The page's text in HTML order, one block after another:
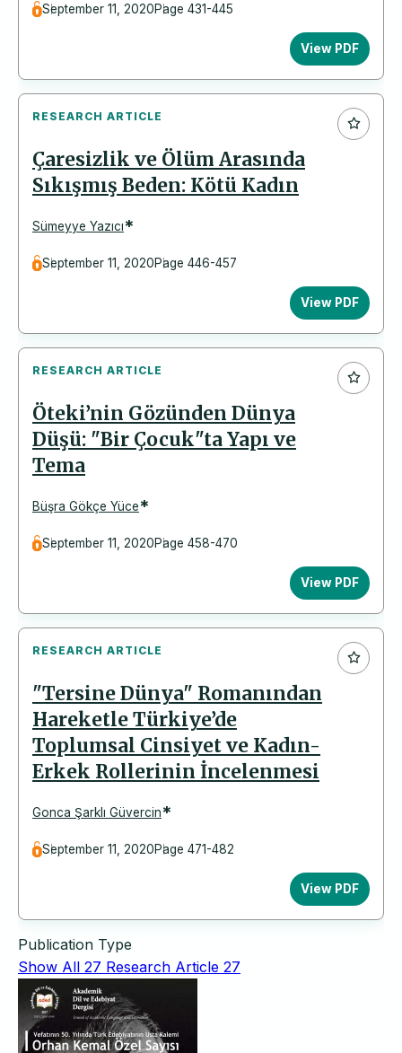
September 11, 2020Page 431-445
View PDF
RESEARCH ARTICLE
Çaresizlik ve Ölüm Arasında
Sıkışmış Beden: Kötü Kadın
Sümeyye Yazıcı*
September 11, 2020Page 446-457
View PDF
RESEARCH ARTICLE
Öteki’nin Gözünden Dünya
Düşü: "Bir Çocuk"ta Yapı ve
Tema
Büşra Gökçe Yüce*
September 11, 2020Page 458-470
View PDF
RESEARCH ARTICLE
"Tersine Dünya" Romanından
Hareketle Türkiye’de
Toplumsal Cinsiyet ve Kadın-
Erkek Rollerinin İncelenmesi
Gonca Şarklı Güvercin*
September 11, 2020Page 471-482
View PDF
Publication Type
Show All 27 Research Article 27